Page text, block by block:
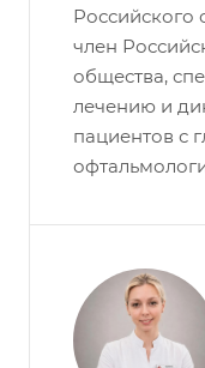
Российского
член
общества,
лечению и
пациентов с